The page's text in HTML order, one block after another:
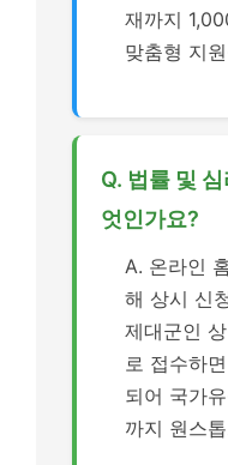
재까지
맞춤형 지
Q. 법률 및
엇인가요?
A. 온라인
해 상시 신
제대군인
로 접수하
되어 국가
까지 원스